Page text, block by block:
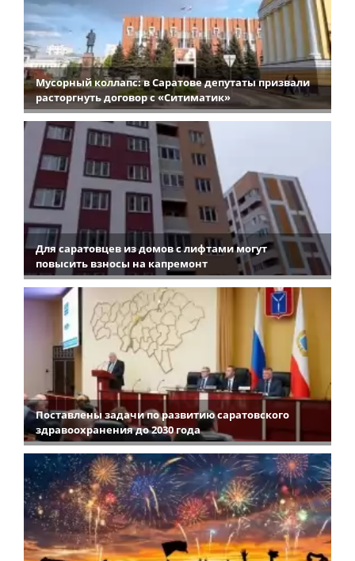
Мусорный коллапс: в Саратове депутаты призвали
расторгнуть договор с «Ситиматик»
Для саратовцев из домов с лифтами могут
повысить взносы на капремонт
Поставлены задачи по развитию саратовского
здравоохранения до 2030 года